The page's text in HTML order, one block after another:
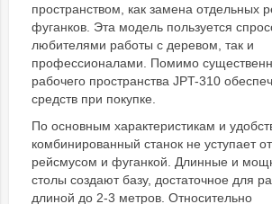
пространством, как замена отдельных
фуганков. Эта модель пользуется
любителями работы с деревом, так и
профессионалами. Помимо
рабочего пространства JPT-310
средств при покупке.
По основным характеристикам и
комбинированный станок не уступает
рейсмусом и фуганкой. Длинные и
столы создают базу, достаточное для
длиной до 2-3 метров. Относительно